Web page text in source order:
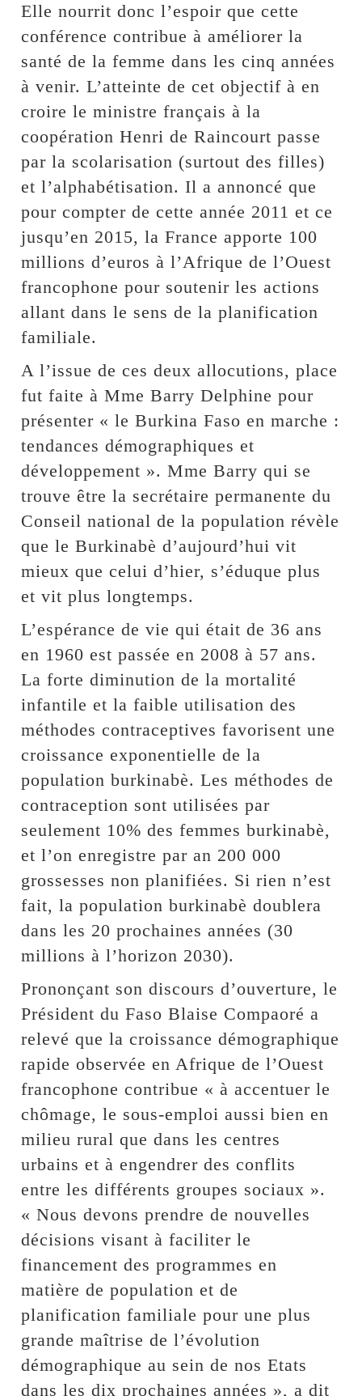
Elle nourrit donc l’espoir que cette
conférence contribue à améliorer la
santé de la femme dans les cinq années
à venir. L’atteinte de cet objectif à en
croire le ministre français à la
coopération Henri de Raincourt passe
par la scolarisation (surtout des filles)
et l’alphabétisation. Il a annoncé que
pour compter de cette année 2011 et ce
jusqu’en 2015, la France apporte 100
millions d’euros à l’Afrique de l’Ouest
francophone pour soutenir les actions
allant dans le sens de la planification
familiale.
A l’issue de ces deux allocutions, place
fut faite à Mme Barry Delphine pour
présenter « le Burkina Faso en marche :
tendances démographiques et
développement ». Mme Barry qui se
trouve être la secrétaire permanente du
Conseil national de la population révèle
que le Burkinabè d’aujourd’hui vit
mieux que celui d’hier, s’éduque plus
et vit plus longtemps.
L’espérance de vie qui était de 36 ans
en 1960 est passée en 2008 à 57 ans.
La forte diminution de la mortalité
infantile et la faible utilisation des
méthodes contraceptives favorisent une
croissance exponentielle de la
population burkinabè. Les méthodes de
contraception sont utilisées par
seulement 10% des femmes burkinabè,
et l’on enregistre par an 200 000
grossesses non planifiées. Si rien n’est
fait, la population burkinabè doublera
dans les 20 prochaines années (30
millions à l’horizon 2030).
Prononçant son discours d’ouverture, le
Président du Faso Blaise Compaoré a
relevé que la croissance démographique
rapide observée en Afrique de l’Ouest
francophone contribue « à accentuer le
chômage, le sous-emploi aussi bien en
milieu rural que dans les centres
urbains et à engendrer des conflits
entre les différents groupes sociaux ».
« Nous devons prendre de nouvelles
décisions visant à faciliter le
financement des programmes en
matière de population et de
planification familiale pour une plus
grande maîtrise de l’évolution
démographique au sein de nos Etats
dans les dix prochaines années », a dit